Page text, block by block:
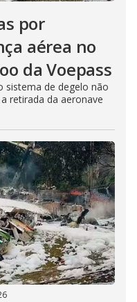
por
aérea no
da Voepass
sistema de degelo não
retirada da aeronave